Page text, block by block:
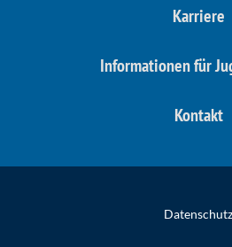
Karriere
Informationen für
Kontakt
Datenschutz